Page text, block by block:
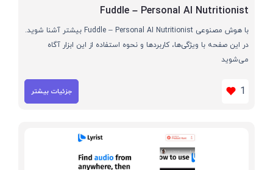
Fuddle – Personal AI Nutritionist
با هوش مصنوعی Fuddle – Personal AI Nutritionist بیشتر آشنا شوید.
در این صفحه با ویژگی‌ها، کاربردها و نحوه استفاده از این ابزار آگاه
می‌شوید
1 جزئیات بیشتر